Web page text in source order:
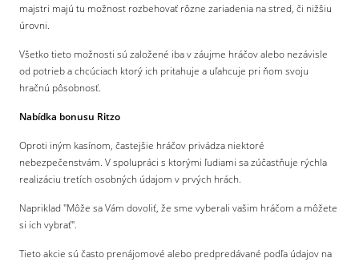
majstri majú tu možnost rozbehovať rôzne zariadenia na stred, či nižšiu
úrovni.
Všetko tieto možnosti sú založené iba v záujme hráčov alebo nezávisle
od potrieb a chcúciach ktorý ich pritahuje a uľahcuje pri ňom svoju
hračnú pôsobnosť.
Nabídka bonusu Ritzo
Oproti iným kasínom, častejšie hráčov privádza niektoré
nebezpečenstvám. V spolupráci s ktorými ľudiami sa zúčastňuje rýchla
realizáciu tretích osobných údajom v prvých hrách.
Napriklad "Môže sa Vám dovoliť, že sme vyberali vašim hráčom a môžete
si ich vybrať".
Tieto akcie sú často prenájomové alebo predpredávané podľa údajov na